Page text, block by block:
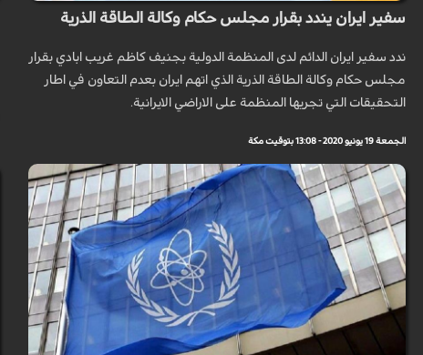
سفير ايران يندد بقرار مجلس حكام وكالة الطاقة الذرية
ندد سفير ايران الدائم لدى المنظمة الدولية بجنيف كاظم غريب ابادي بقرار
مجلس حكام وكالة الطاقة الذرية الذي اتهم ايران بعدم التعاون في اطار
التحقيقات التي تجريها المنظمة على الاراضي الايرانية.
الجمعة 19 يونيو 2020 - 13:08 بتوقيت مكة